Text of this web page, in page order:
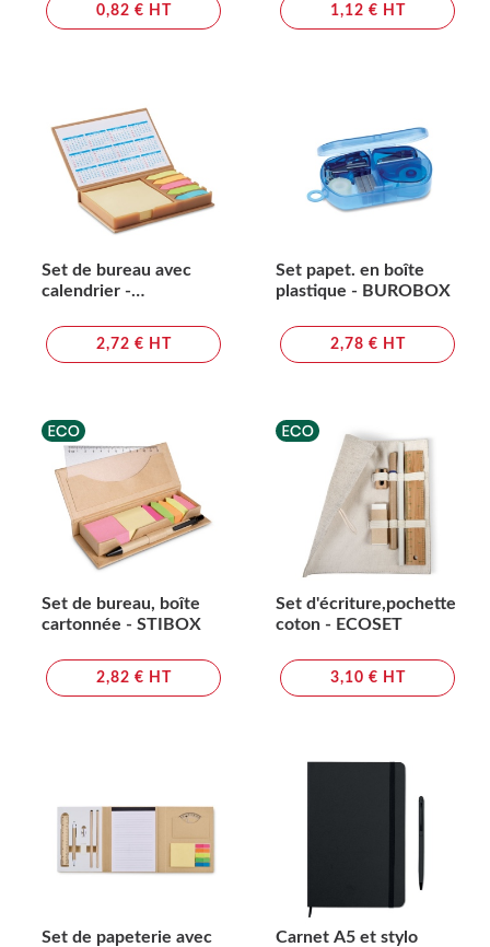
0,82 € HT 1,12 € HT
Set de bureau avec
calendrier -
2,72 € HT
Set papet. en boîte
plastique - BUROBOX
2,78 € HT
Set de bureau, boîte
cartonnée - STIBOX
2,82 € HT
Set d'écriture,pochette
coton - ECOSET
3,10 € HT
Set de papeterie avec
Carnet A5 et stylo